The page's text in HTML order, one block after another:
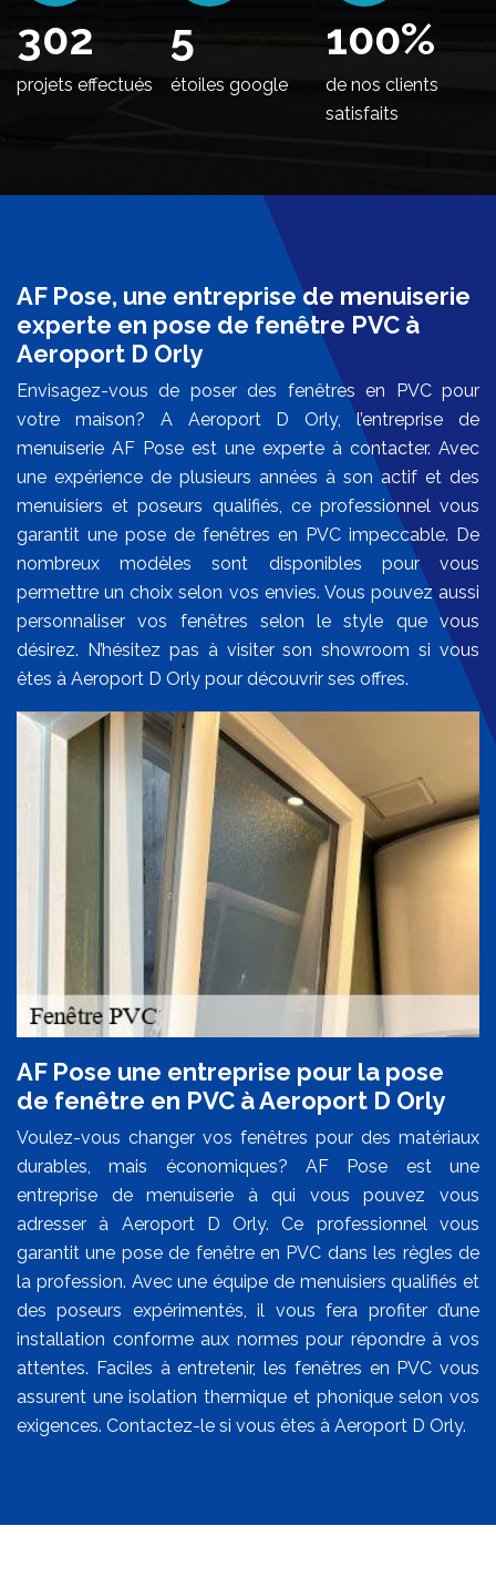
364
projets effectués
5
étoiles google
100%
de nos clients
satisfaits
AF Pose, une entreprise de menuiserie
experte en pose de fenêtre PVC à
Aeroport D Orly
Envisagez-vous de poser des fenêtres en PVC pour
votre maison? A Aeroport D Orly, l’entreprise de
menuiserie AF Pose est une experte à contacter. Avec
une expérience de plusieurs années à son actif et des
menuisiers et poseurs qualifiés, ce professionnel vous
garantit une pose de fenêtres en PVC impeccable. De
nombreux modèles sont disponibles pour vous
permettre un choix selon vos envies. Vous pouvez aussi
personnaliser vos fenêtres selon le style que vous
désirez. N’hésitez pas à visiter son showroom si vous
êtes à Aeroport D Orly pour découvrir ses offres.
AF Pose une entreprise pour la pose
de fenêtre en PVC à Aeroport D Orly
Voulez-vous changer vos fenêtres pour des matériaux
durables, mais économiques? AF Pose est une
entreprise de menuiserie à qui vous pouvez vous
adresser à Aeroport D Orly. Ce professionnel vous
garantit une pose de fenêtre en PVC dans les règles de
la profession. Avec une équipe de menuisiers qualifiés et
des poseurs expérimentés, il vous fera profiter d’une
installation conforme aux normes pour répondre à vos
attentes. Faciles à entretenir, les fenêtres en PVC vous
assurent une isolation thermique et phonique selon vos
exigences. Contactez-le si vous êtes à Aeroport D Orly.